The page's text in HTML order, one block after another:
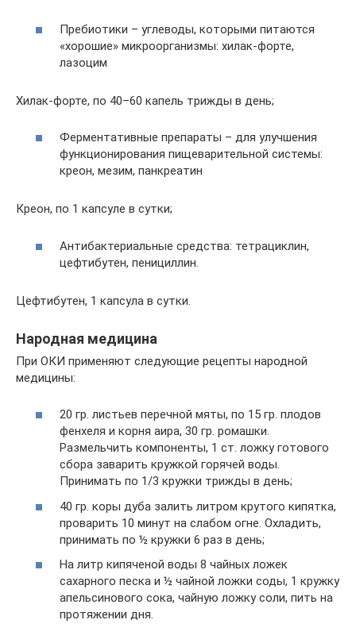
Пребиотики – углеводы, которыми питаются
«хорошие» микроорганизмы: хилак-форте,
лазоцим
Хилак-форте, по 40–60 капель трижды в день;
Ферментативные препараты – для улучшения
функционирования пищеварительной системы:
креон, мезим, панкреатин
Креон, по 1 капсуле в сутки;
Антибактериальные средства: тетрациклин,
цефтибутен, пенициллин.
Цефтибутен, 1 капсула в сутки.
Народная медицина
При ОКИ применяют следующие рецепты народной
медицины:
20 гр. листьев перечной мяты, по 15 гр. плодов
фенхеля и корня аира, 30 гр. ромашки.
Размельчить компоненты, 1 ст. ложку готового
сбора заварить кружкой горячей воды.
Принимать по 1/3 кружки трижды в день;
40 гр. коры дуба залить литром крутого кипятка,
проварить 10 минут на слабом огне. Охладить,
принимать по ½ кружки 6 раз в день;
На литр кипяченой воды 8 чайных ложек
сахарного песка и ½ чайной ложки соды, 1 кружку
апельсинового сока, чайную ложку соли, пить на
протяжении дня.